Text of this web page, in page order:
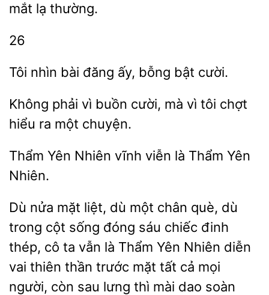
mắt lạ thường.
26
Tôi nhìn bài ấy, bỗng
phải vì buồn cười, mà vì tôi chợt
ra một
Thẩm Nhiên viễn
Thẩm Yên
Nhiên.
Dù nửa mặt liệt, dù một chân què, dù
trong cột sống đóng sáu chiếc đinh
thép, cô ta
là Thẩm Yên Nhiên diễn
vai thiên thần trước mặt
cả mọi
còn sau lưng thì mài dao soàn